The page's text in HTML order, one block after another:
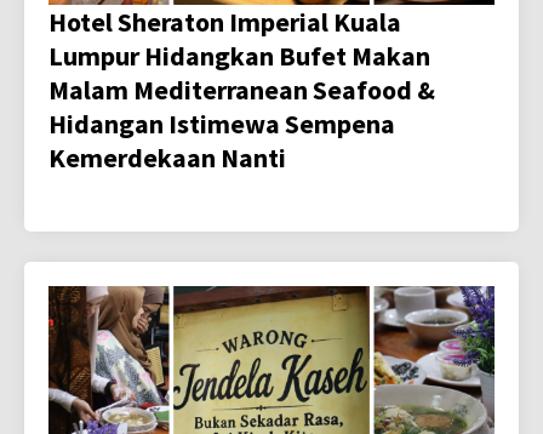
Hotel Sheraton Imperial Kuala
Lumpur Hidangkan Bufet Makan
Malam Mediterranean Seafood &
Hidangan Istimewa Sempena
Kemerdekaan Nanti